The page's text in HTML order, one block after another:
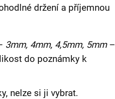
držení a příjemnou
3mm, 4mm, 4,5mm, 5mm–
do poznámky k
nelze si ji vybrat.